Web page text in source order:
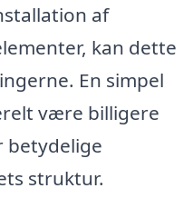
af
kan dette
En simpel
være billigere
betydelige
struktur.